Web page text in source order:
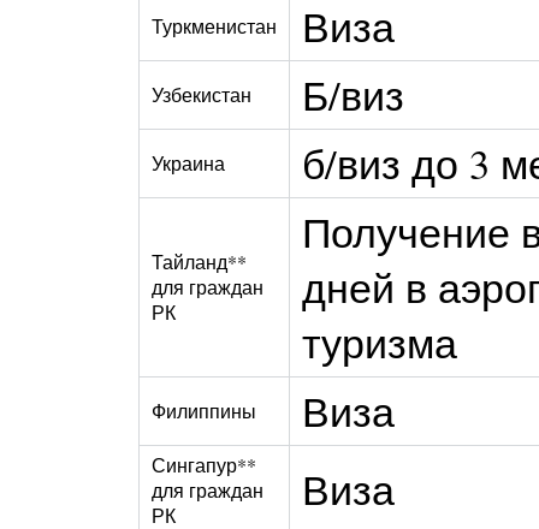
Туркменистан Виза
Узбекистан Б/виз
Украина б/виз до 3
Тайланд**
для граждан
РК
Получение
дней в
туризма
Филиппины Виза
Сингапур**
для граждан
РК
Виза